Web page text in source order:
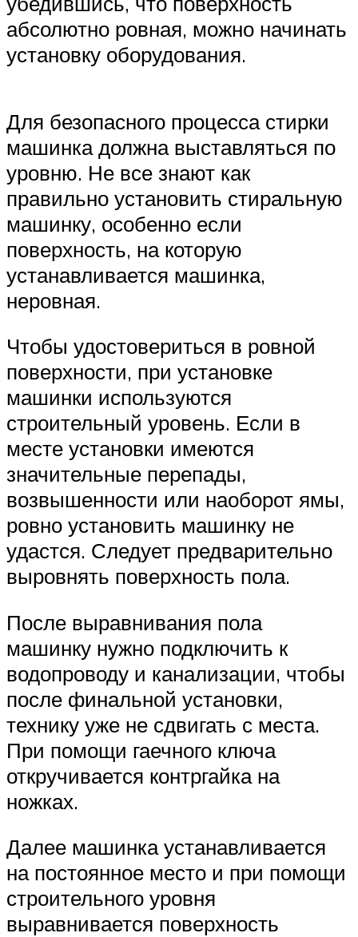
абсолютно ровная, можно начинать
установку оборудования.
Для безопасного процесса стирки
машинка должна выставляться по
уровню. Не все знают как
правильно установить стиральную
машинку, особенно если
поверхность, на которую
устанавливается машинка,
неровная.
Чтобы удостовериться в ровной
поверхности, при установке
машинки используются
строительный уровень. Если в
месте установки имеются
значительные перепады,
возвышенности или наоборот ямы,
ровно установить машинку не
удастся. Следует предварительно
выровнять поверхность пола.
После выравнивания пола
машинку нужно подключить к
водопроводу и канализации, чтобы
после финальной установки,
технику уже не сдвигать с места.
При помощи гаечного ключа
откручивается контргайка на
ножках.
Далее машинка устанавливается
на постоянное место и при помощи
строительного уровня
выравнивается поверхность